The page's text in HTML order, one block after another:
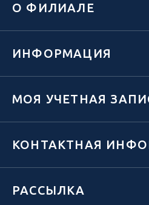
О ФИЛИАЛЕ
ИНФОРМАЦИЯ
МОЯ УЧЕТНАЯ
КОНТАКТНАЯ
РАССЫЛКА